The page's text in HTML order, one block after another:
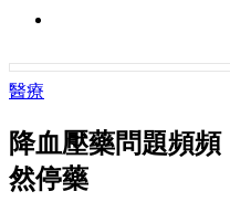
醫療
降血壓藥問題頻
然停藥